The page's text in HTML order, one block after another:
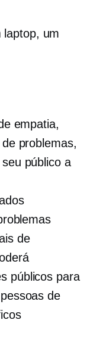
laptop, um
empatia,
problemas,
público a
de
públicos para
de